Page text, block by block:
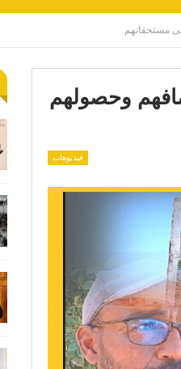
مستحقاتهم
وحصولهم
فيديوهات